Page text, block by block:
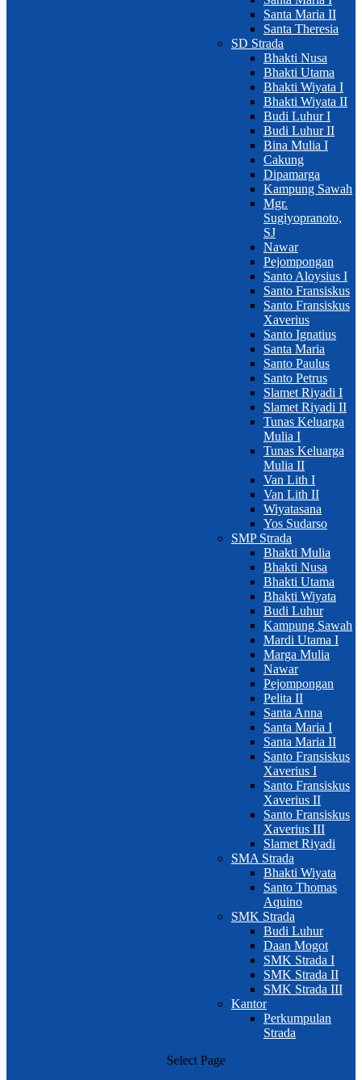
Santa Maria II
Santa Theresia
SD Strada
Bhakti Nusa
Bhakti Utama
Bhakti Wiyata I
Bhakti Wiyata II
Budi Luhur I
Budi Luhur II
Bina Mulia I
Cakung
Dipamarga
Kampung Sawah
Mgr.
Sugiyopranoto,
SJ
Nawar
Pejompongan
Santo Aloysius I
Santo Fransiskus
Santo Fransiskus
Xaverius
Santo Ignatius
Santa Maria
Santo Paulus
Santo Petrus
Slamet Riyadi I
Slamet Riyadi II
Tunas Keluarga
Mulia I
Tunas Keluarga
Mulia II
Van Lith I
Van Lith II
Wiyatasana
Yos Sudarso
SMP Strada
Bhakti Mulia
Bhakti Nusa
Bhakti Utama
Bhakti Wiyata
Budi Luhur
Kampung Sawah
Mardi Utama I
Marga Mulia
Nawar
Pejompongan
Pelita II
Santa Anna
Santa Maria I
Santa Maria II
Santo Fransiskus
Xaverius I
Santo Fransiskus
Xaverius II
Santo Fransiskus
Xaverius III
Slamet Riyadi
SMA Strada
Bhakti Wiyata
Santo Thomas
Aquino
SMK Strada
Budi Luhur
Daan Mogot
SMK Strada I
SMK Strada II
SMK Strada III
Kantor
Perkumpulan
Strada
Select Page